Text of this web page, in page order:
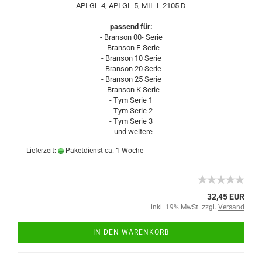
API GL-4, API GL-5, MIL-L 2105 D
passend für:
- Branson 00- Serie
- Branson F-Serie
- Branson 10 Serie
- Branson 20 Serie
- Branson 25 Serie
- Branson K Serie
- Tym Serie 1
- Tym Serie 2
- Tym Serie 3
- und weitere
Lieferzeit: Paketdienst ca. 1 Woche
32,45 EUR
inkl. 19% MwSt. zzgl. Versand
IN DEN WARENKORB